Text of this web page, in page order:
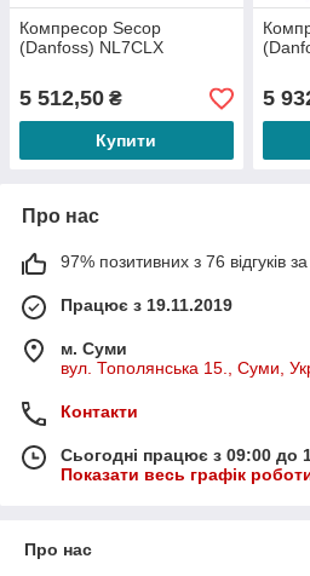
Компресор Secop
(Danfoss) NL7CLX
5 512,50 ₴
Купити
5
Про нас
97% позитивних з 76 відгуків за
Працює з 19.11.2019
м. Суми
вул. Тополянська 15., Суми,
Контакти
Сьогодні працює з 09:00 до
Показати весь графік
Про нас